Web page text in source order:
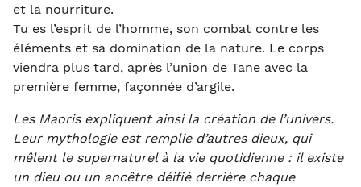
et la nourriture.
Tu es l’esprit de l’homme, son combat contre les
éléments et sa domination de la nature. Le corps
viendra plus tard, après l’union de Tane avec la
première femme, façonnée d’argile.
Les Maoris expliquent ainsi la création de l’univers.
Leur mythologie est remplie d’autres dieux, qui
mêlent le supernaturel à la vie quotidienne : il existe
un dieu ou un ancêtre déifié derrière chaque